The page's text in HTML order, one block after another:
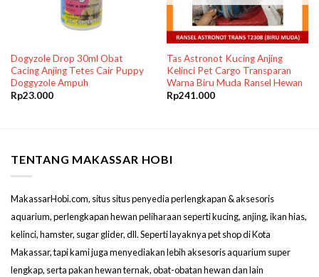
Dogyzole Drop 30ml Obat
Cacing Anjing Tetes Cair Puppy
Doggyzole Ampuh
Rp23.000
Tas Astronot Kucing Anjing
Kelinci Pet Cargo Transparan
Warna Biru Muda Ransel Hewan
Rp241.000
TENTANG MAKASSAR HOBI
MakassarHobi.com, situs situs penyedia perlengkapan & aksesoris
aquarium, perlengkapan hewan peliharaan seperti kucing, anjing, ikan hias,
kelinci, hamster, sugar glider, dll. Seperti layaknya pet shop di Kota
Makassar, tapi kami juga menyediakan lebih aksesoris aquarium super
lengkap, serta pakan hewan ternak, obat-obatan hewan dan lain